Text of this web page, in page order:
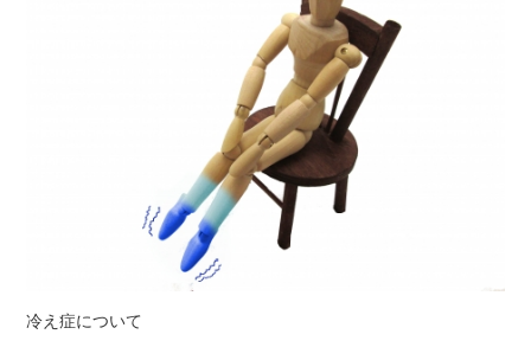
冷え症について